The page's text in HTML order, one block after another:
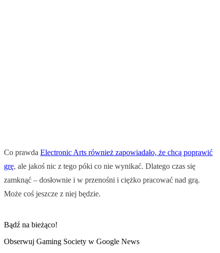
Co prawda Electronic Arts również zapowiadało, że chcą poprawić
grę, ale jakoś nic z tego póki co nie wynikać. Dlatego czas się
zamknąć – dosłownie i w przenośni i ciężko pracować nad grą.
Może coś jeszcze z niej będzie.
Bądź na bieżąco!
Obserwuj Gaming Society w Google News